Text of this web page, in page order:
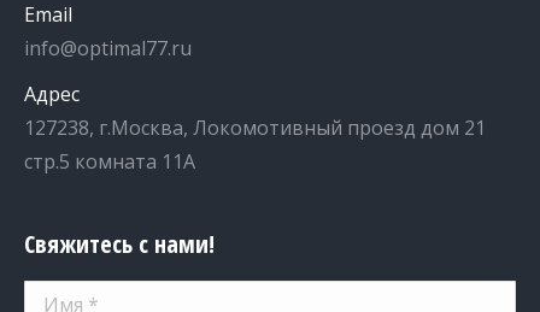
Email
info@optimal77.ru
Адрес
127238, г.Москва, Локомотивный проезд дом 21
стр.5 комната 11А
Свяжитесь с нами!
Имя *